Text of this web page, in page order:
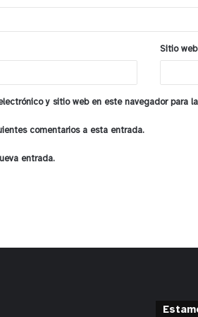
Sitio web
y sitio web en este navegador para
comentarios a esta entrada.
entrada.